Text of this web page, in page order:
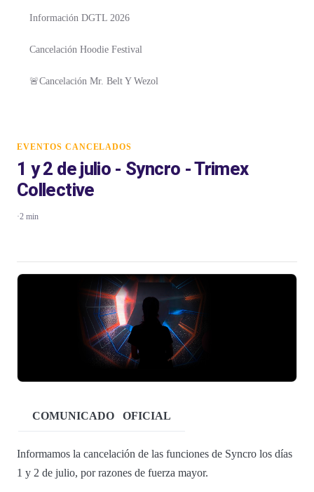
Información DGTL 2026
Cancelación Hoodie Festival
🚨Cancelación Mr. Belt Y Wezol
EVENTOS CANCELADOS
1 y 2 de julio - Syncro - Trimex
Collective
·2 min
COMUNICADO OFICIAL
Informamos la cancelación de las funciones de Syncro los días
1 y 2 de julio, por razones de fuerza mayor.